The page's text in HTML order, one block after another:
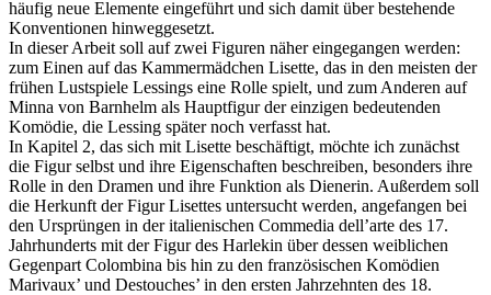
häufig neue Elemente eingeführt und sich damit über bestehende
Konventionen hinweggesetzt.
In dieser Arbeit soll auf zwei Figuren näher eingegangen werden:
zum Einen auf das Kammermädchen Lisette, das in den meisten der
frühen Lustspiele Lessings eine Rolle spielt, und zum Anderen auf
Minna von Barnhelm als Hauptfigur der einzigen bedeutenden
Komödie, die Lessing später noch verfasst hat.
In Kapitel 2, das sich mit Lisette beschäftigt, möchte ich zunächst
die Figur selbst und ihre Eigenschaften beschreiben, besonders ihre
Rolle in den Dramen und ihre Funktion als Dienerin. Außerdem soll
die Herkunft der Figur Lisettes untersucht werden, angefangen bei
den Ursprüngen in der italienischen Commedia dell’arte des 17.
Jahrhunderts mit der Figur des Harlekin über dessen weiblichen
Gegenpart Colombina bis hin zu den französischen Komödien
Marivaux’ und Destouches’ in den ersten Jahrzehnten des 18.